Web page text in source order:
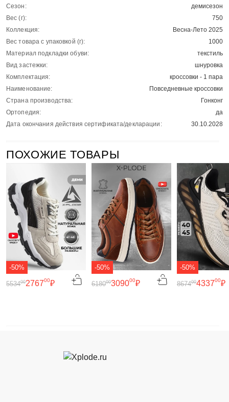
Сезон:
демисезон
Вес (г):
750
Коллекция:
Весна-Лето 2025
Вес товара с упаковкой (г):
1000
Материал подкладки обуви:
текстиль
Вид застежки:
шнуровка
Комплектация:
кроссовки - 1 пара
Наименование:
Повседневные кроссовки
Страна производства:
Гонконг
Ортопедия:
да
Дата окончания действия сертификата/декларации:
30.10.2028
ПОХОЖИЕ ТОВАРЫ
-50%
276700₽
553400
-50%
309000₽
618000
-50%
433700₽
867400